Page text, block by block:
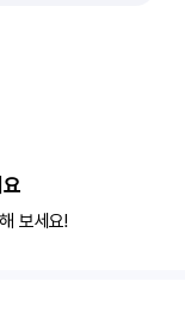
보세요!